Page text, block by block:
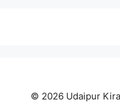
© 2026 Udaipur